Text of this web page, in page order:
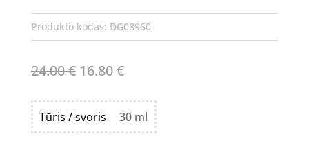
Produkto kodas: DG08960
24.00€ Original
was:
24.00 €.
16.80€Current
is:
16.80 €.
Tūris / svoris 30 ml